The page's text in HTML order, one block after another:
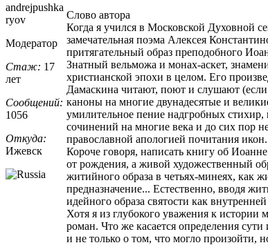
andrejpushka
ryov
Модератор
Стаж: 17
лет
Сообщений:
1056
Откуда:
Ижевск
Слово автора
Когда я учился в Московской Духовной
замечательная поэма Алексея
притягательный образ преподобного
Знатный вельможа и монах-аскет,
христианской эпохи в целом. Его
Дамаскина читают, поют и слушают
каноны на многие двунадесятые и
умилительное пение надгробных
сочинений на многие века и до сих пор
православной апологией почитания
Короче говоря, написать книгу об
от рождения, а живой художественный
житийного образа в четьях-минеях, как
предназначение... Естественно, вводя
идейного образа святости как
Хотя я из глубокого уважения к истории
роман. Что же касается определения
и не только о том, что могло произойти,